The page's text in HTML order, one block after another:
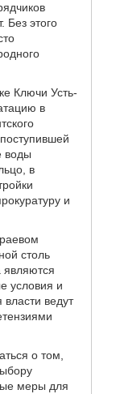
Без этого
Ключи Усть-
в
воды
в
и
столь
являются
условия и
ведут
о том,
меры для